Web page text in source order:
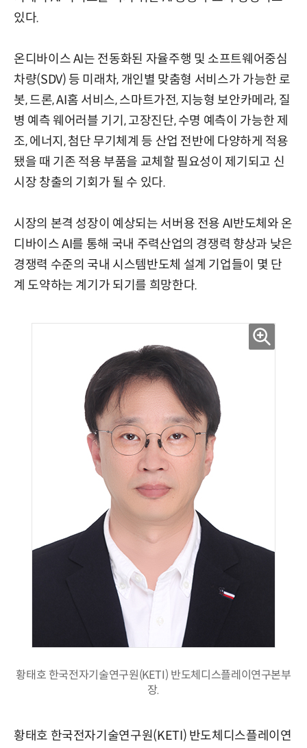
있다.
온디바이스 AI는 전동화된 자율주행 및 소프트웨어중심
차량(SDV) 등 미래차, 개인별 맞춤형 서비스가 가능한 로
봇, 드론, AI홈 서비스, 스마트가전, 지능형 보안카메라, 질
병 예측 웨어러블 기기, 고장진단, 수명 예측이 가능한 제
조, 에너지, 첨단 무기체계 등 산업 전반에 다양하게 적용
됐을 때 기존 적용 부품을 교체할 필요성이 제기되고 신
시장 창출의 기회가 될 수 있다.
시장의 본격 성장이 예상되는 서버용 전용 AI반도체와 온
디바이스 AI를 통해 국내 주력산업의 경쟁력 향상과 낮은
경쟁력 수준의 국내 시스템반도체 설계 기업들이 몇 단
계 도약하는 계기가 되기를 희망한다.
황태호 한국전자기술연구원(KETI) 반도체디스플레이연구본부
장.
황태호 한국전자기술연구원(KETI) 반도체디스플레이연